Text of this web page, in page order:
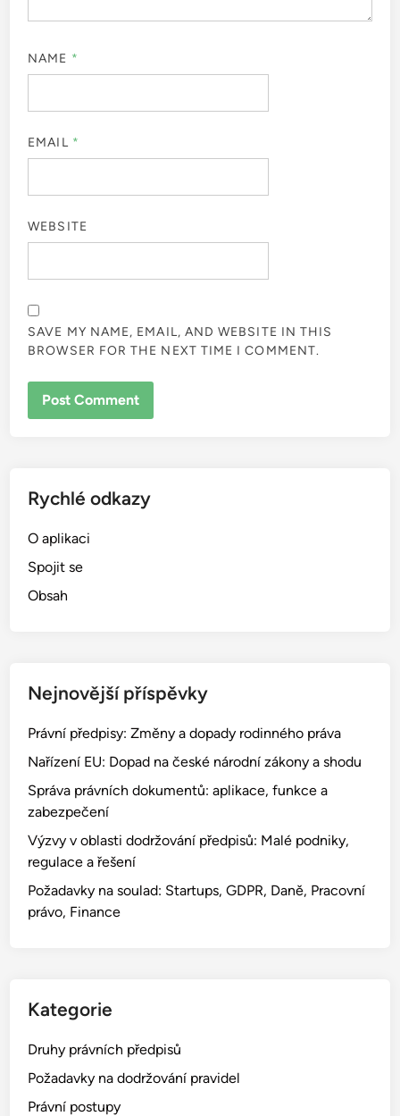
NAME *
EMAIL *
WEBSITE
SAVE MY NAME, EMAIL, AND WEBSITE IN THIS
BROWSER FOR THE NEXT TIME I COMMENT.
Rychlé odkazy
O aplikaci
Spojit se
Obsah
Nejnovější příspěvky
Právní předpisy: Změny a dopady rodinného práva
Nařízení EU: Dopad na české národní zákony a shodu
Správa právních dokumentů: aplikace, funkce a
zabezpečení
Výzvy v oblasti dodržování předpisů: Malé podniky,
regulace a řešení
Požadavky na soulad: Startups, GDPR, Daně, Pracovní
právo, Finance
Kategorie
Druhy právních předpisů
Požadavky na dodržování pravidel
Právní postupy